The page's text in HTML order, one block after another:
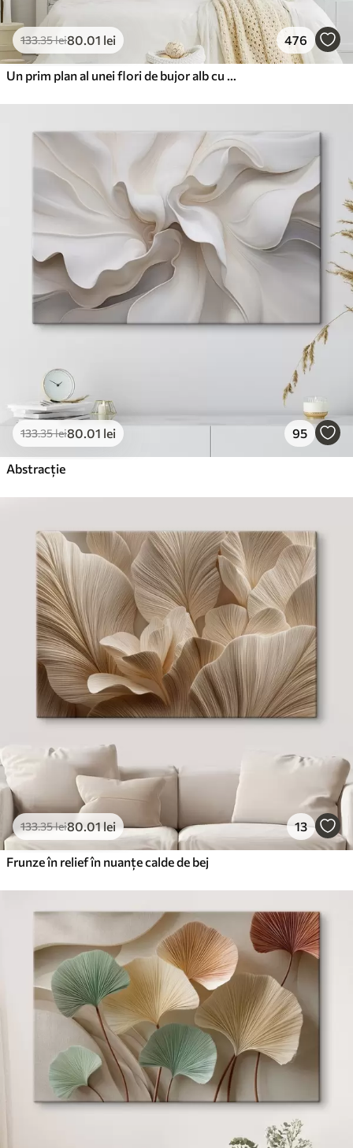
133.35lei80.01 lei 476
Un prim plan al unei flori de bujor alb cu picături de apă pe petale, pe un fundal neclar
133.35lei80.01 lei 95
Abstracție
133.35lei80.01lei 13
Frunze în relief în nuanțe calde de bej